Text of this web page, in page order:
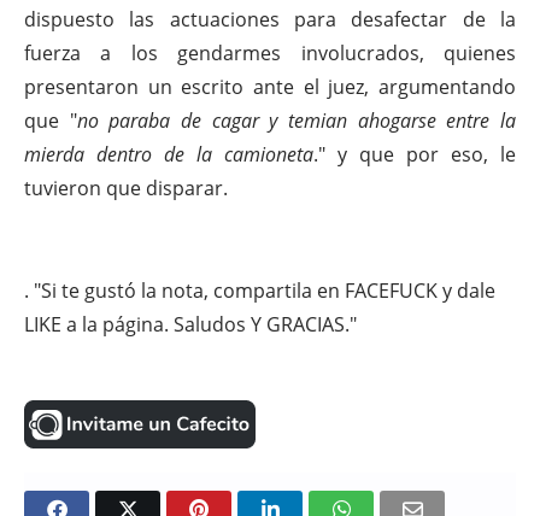
dispuesto las actuaciones para desafectar de la
fuerza a los gendarmes involucrados, quienes
presentaron un escrito ante el juez, argumentando
que "no paraba de cagar y temian ahogarse entre la
mierda dentro de la camioneta." y que por eso, le
tuvieron que disparar.
. "Si te gustó la nota, compartila en FACEFUCK y dale
LIKE a la página. Saludos Y GRACIAS."